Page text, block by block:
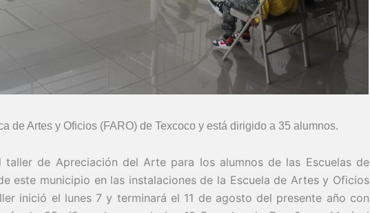
de Artes y Oficios (FARO) de Texcoco y está dirigido a 35 alumnos.
taller de Apreciación del Arte para los alumnos de las Escuelas de
este municipio en las instalaciones de la Escuela de Artes y Oficios
inició el lunes 7 y terminará el 11 de agosto del presente año con